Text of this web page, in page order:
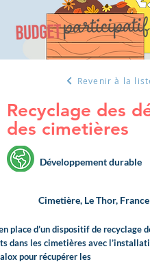
Revenir à la
Recyclage des
des cimetières
Développement durable
Cimetière, Le Thor, France
place d’un dispositif de recyclage
dans les cimetières avec
pour récupérer les